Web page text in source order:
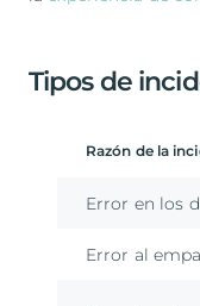
Tipos de
Razón de la
Error en los
Error al